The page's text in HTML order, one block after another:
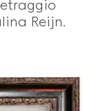
Reijn.